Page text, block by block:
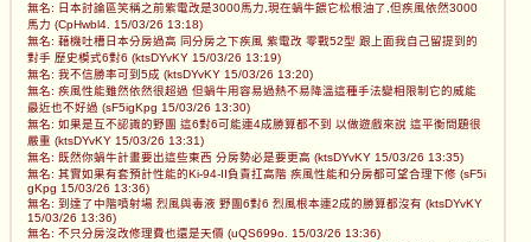
無名: 日本討論區笑稱之前紫電改是3000馬力,現在蝸牛餵它松根油了,但疾風依然3000
馬力 (CpHwbl4. 15/03/26 13:18)
無名: 藉機吐槽日本分房過高 同分房之下疾風 紫電改 零戰52型 跟上面我自己留提到的
對手 歷史模式6對6 (ktsDYvKY 15/03/26 13:19)
無名: 我不信勝率可到5成 (ktsDYvKY 15/03/26 13:20)
無名: 疾風性能雖然依然很超過 但蝸牛用容易過熱不易降溫這種手法變相限制它的威能
最近也不好過 (sF5igKpg 15/03/26 13:30)
無名: 如果是互不認識的野團 這6對6可能連4成勝算都不到 以做遊戲來說 這平衡問題很
嚴重 (ktsDYvKY 15/03/26 13:31)
無名: 既然你蝸牛計畫要出這些東西 分房勢必是要更高 (ktsDYvKY 15/03/26 13:35)
無名: 其實如果有套預計性能的Ki-94-II負責扛高階 疾風性能和分房都可望合理下修 (sF5i
gKpg 15/03/26 13:36)
無名: 到達了中階噴射場 烈風與毒液 野團6對6 烈風根本連2成的勝算都沒有 (ktsDYvKY
15/03/26 13:36)
無名: 不只分房沒改修理費也還是天價 (uQS699o. 15/03/26 13:36)